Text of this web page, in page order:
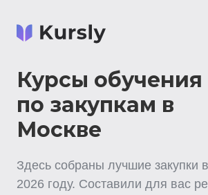
Курсы обучения
по закупкам в
Москве
Здесь собраны лучшие закупки
2026 году. Составили для вас